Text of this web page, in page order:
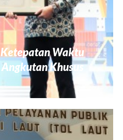
Ketepatan Waktu
Angkutan Khusus